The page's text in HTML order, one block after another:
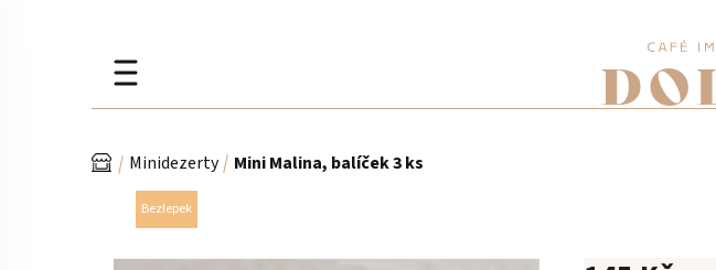
Domů
Minidezerty Mini Malina, balíček 3 ks
Bezlepek